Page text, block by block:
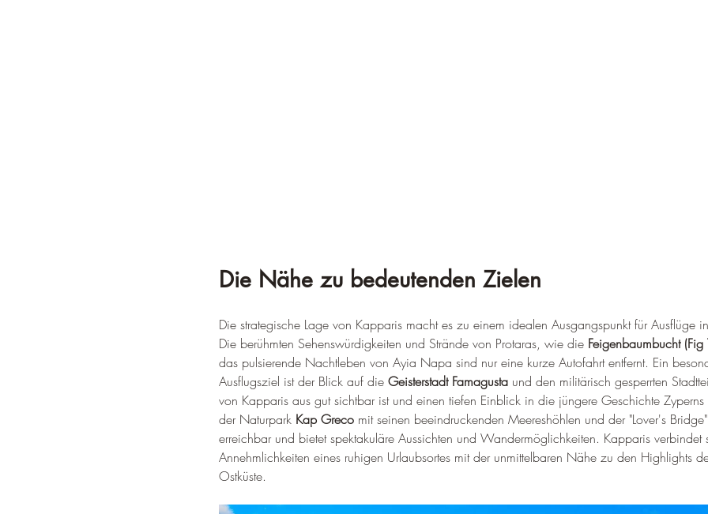
Die Nähe zu bedeutenden Zielen
Die strategische Lage von Kapparis macht es zu einem idealen Ausgangspunkt für
Die berühmten Sehenswürdigkeiten und Strände von Protaras, wie die Feigenbaumbucht (Fig
das pulsierende Nachtleben von Ayia Napa sind nur eine kurze Autofahrt entfernt. Ein
Ausflugsziel ist der Blick auf die Geisterstadt Famagusta und den militärisch gesperrten
von Kapparis aus gut sichtbar ist und einen tiefen Einblick in die jüngere Geschichte
der Naturpark Kap Greco mit seinen beeindruckenden Meereshöhlen und der "Lover's
erreichbar und bietet spektakuläre Aussichten und Wandermöglichkeiten. Kapparis
Annehmlichkeiten eines ruhigen Urlaubsortes mit der unmittelbaren Nähe zu den Highlights
Ostküste.